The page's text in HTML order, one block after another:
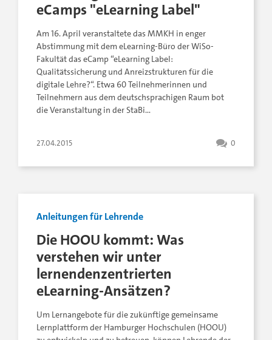
eCamps "eLearning Label"
Am 16. April veranstaltete das MMKH in enger
Abstimmung mit dem eLearning-Büro der WiSo-
Fakultät das eCamp “eLearning Label:
Qualitätssicherung und Anreizstrukturen für die
digitale Lehre?“. Etwa 60 Teilnehmerinnen und
Teilnehmern aus dem deutschsprachigen Raum bot
die Veranstaltung in der StaBi…
27.04.2015 0
Anleitungen für Lehrende
Die HOOU kommt: Was
verstehen wir unter
lernendenzentrierten
eLearning-Ansätzen?
Um Lernangebote für die zukünftige gemeinsame
Lernplattform der Hamburger Hochschulen (HOOU)